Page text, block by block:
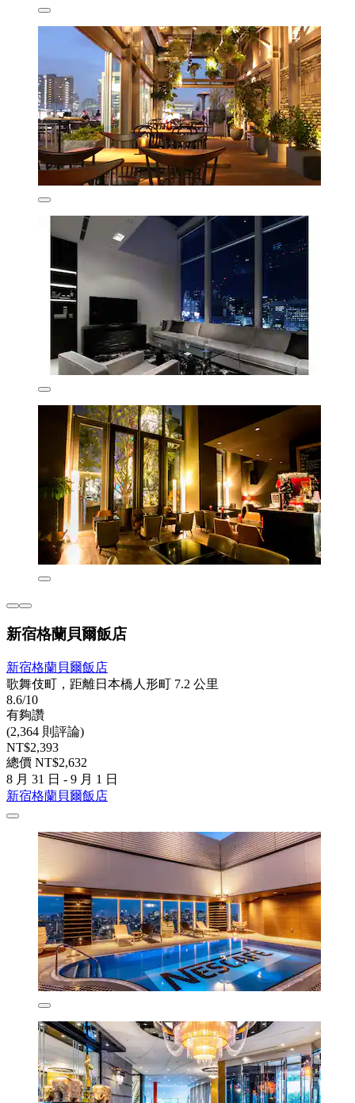
新宿格蘭貝爾飯店
新宿格蘭貝爾飯店
歌舞伎町，距離日本橋人形町 7.2 公里
8.6/10
有夠讚
(2,364 則評論)
NT$2,393
總價 NT$2,632
8 月 31 日 - 9 月 1 日
新宿格蘭貝爾飯店